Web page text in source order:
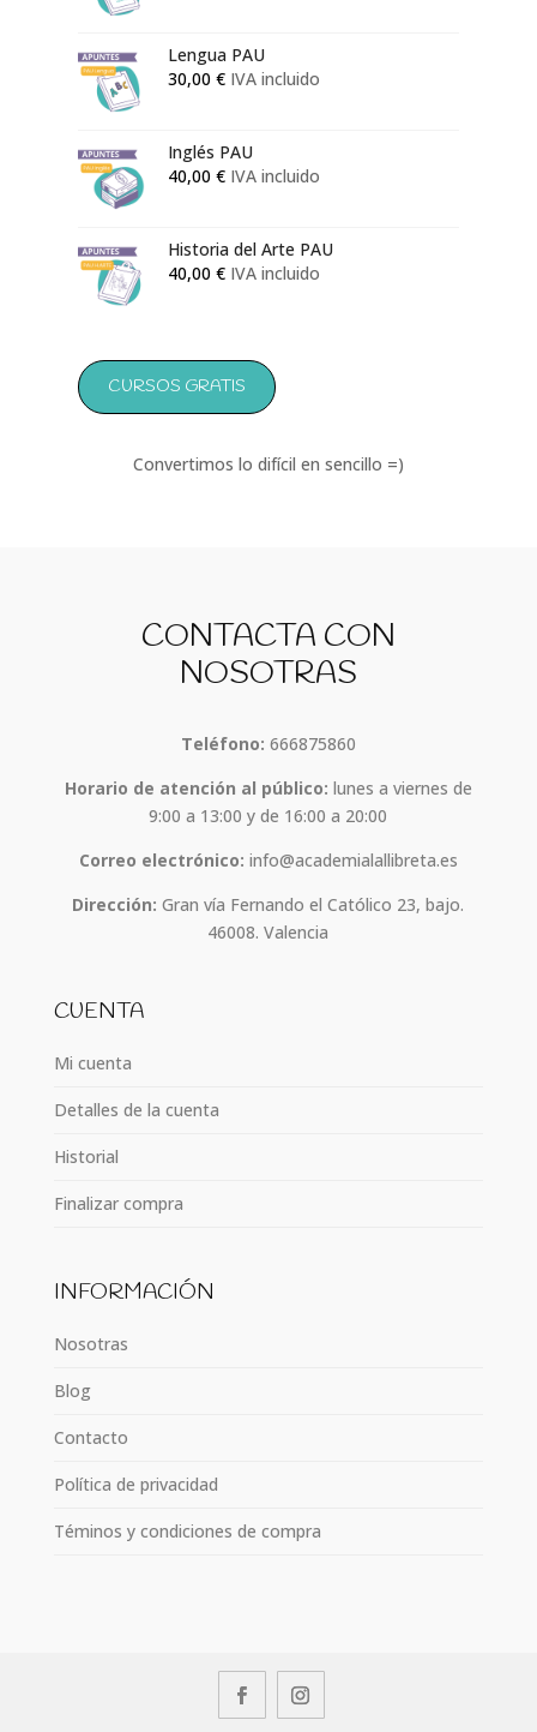
Lengua PAU
30,00 € IVA incluido
Inglés PAU
40,00 € IVA incluido
Historia del Arte PAU
40,00 € IVA incluido
CURSOS GRATIS
Convertimos lo difícil en sencillo =)
CONTACTA CON
NOSOTRAS
Teléfono: 666875860
Horario de atención al público: lunes a viernes de
9:00 a 13:00 y de 16:00 a 20:00
Correo electrónico: info@academialallibreta.es
Dirección: Gran vía Fernando el Católico 23, bajo.
46008. Valencia
CUENTA
Mi cuenta
Detalles de la cuenta
Historial
Finalizar compra
INFORMACIÓN
Nosotras
Blog
Contacto
Política de privacidad
Téminos y condiciones de compra